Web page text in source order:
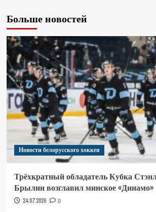
Больше новостей
Новости белорусского хоккея
Трёхкратный обладатель Кубка
Брылин возглавил минское «Динамо»
24.07.2026 0